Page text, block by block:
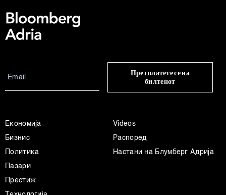
Претплатете се на
билтенот
Економија
Бизнис
Политика
Пазари
Престиж
Videos
Распоред
Настани на Блумберг Адрија